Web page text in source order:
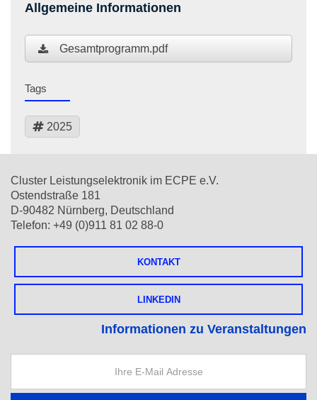
Allgemeine Informationen
Gesamtprogramm.pdf
Tags
2025
Cluster Leistungselektronik im ECPE e.V.
Ostendstraße 181
D-90482 Nürnberg, Deutschland
Telefon: +49 (0)911 81 02 88-0
KONTAKT
LINKEDIN
Informationen zu Veranstaltungen